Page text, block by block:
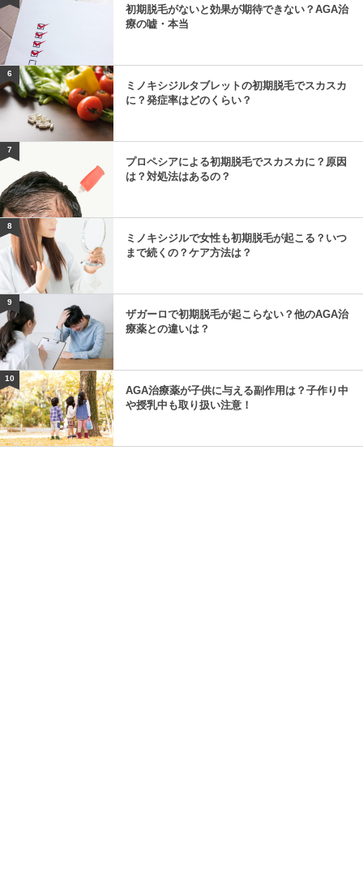
初期脱毛がないと効果が期待できない？AGA治
療の嘘・本当
6
ミノキシジルタブレットの初期脱毛でスカスカ
に？発症率はどのくらい？
7
プロペシアによる初期脱毛でスカスカに？原因
は？対処法はあるの？
8
ミノキシジルで女性も初期脱毛が起こる？いつ
まで続くの？ケア方法は？
9
ザガーロで初期脱毛が起こらない？他のAGA治
療薬との違いは？
10
AGA治療薬が子供に与える副作用は？子作り中
や授乳中も取り扱い注意！